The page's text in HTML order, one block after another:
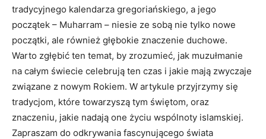
tradycyjnego kalendarza gregoriańskiego, a jego
początek – Muharram – niesie ze sobą nie tylko nowe
początki, ale również głębokie znaczenie duchowe.
Warto zgłębić ten temat, by zrozumieć, jak muzułmanie
na całym świecie celebrują ten czas i jakie mają zwyczaje
związane z nowym Rokiem. W artykule przyjrzymy się
tradycjom, które towarzyszą tym świętom, oraz
znaczeniu, jakie nadają one życiu wspólnoty islamskiej.
Zapraszam do odkrywania fascynującego świata